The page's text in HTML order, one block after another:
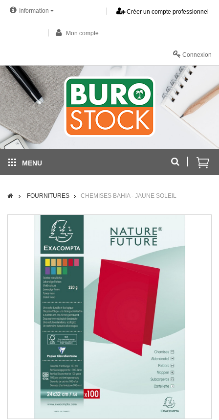
Information Créer un compte professionnel
Mon compte
Connexion
MENU
FOURNITURES CHEMISES BAHIA - JAUNE SOLEIL